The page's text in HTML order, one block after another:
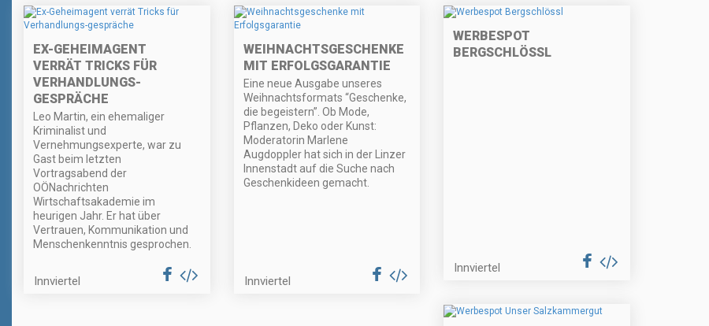
EX-GEHEIMAGENT
VERRÄT TRICKS FÜR
VERHANDLUNGS-
GESPRÄCHE
Leo Martin, ein ehemaliger
Kriminalist und
Vernehmungsexperte, war zu
Gast beim letzten
Vortragsabend der
OÖNachrichten
Wirtschaftsakademie im
heurigen Jahr. Er hat über
Vertrauen, Kommunikation und
Menschenkenntnis gesprochen.
Innviertel
WEIHNACHTSGESCHENKE
MIT ERFOLGSGARANTIE
Eine neue Ausgabe unseres
Weihnachtsformats “Geschenke,
die begeistern”. Ob Mode,
Pflanzen, Deko oder Kunst:
Moderatorin Marlene
Augdoppler hat sich in der Linzer
Innenstadt auf die Suche nach
Geschenkideen gemacht.
Innviertel
WERBESPOT
BERGSCHLÖSSL
Innviertel